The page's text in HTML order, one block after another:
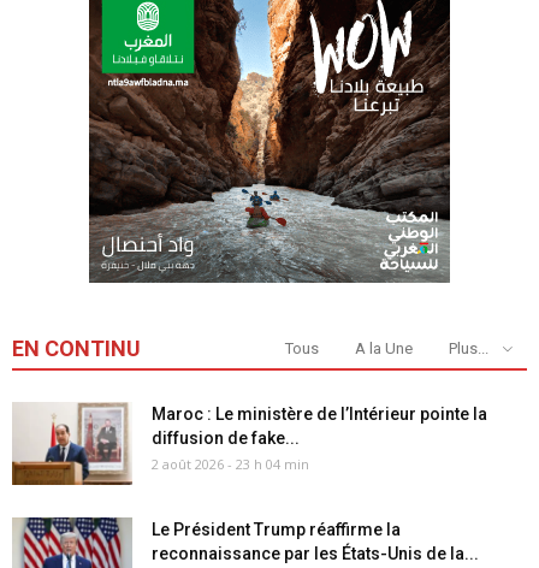
EN CONTINU Tous A la Une Plus...
Maroc : Le ministère de l’Intérieur pointe la
diffusion de fake...
2 août 2026 - 23 h 04 min
Le Président Trump réaffirme la
reconnaissance par les États-Unis de la...